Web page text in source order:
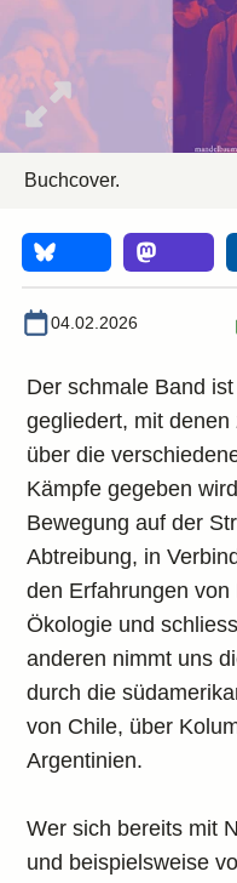
Buchcover.
04.02.2026
Der schmale Band
gegliedert, mit
über die
Kämpfe gegeben
Bewegung auf der
Abtreibung, in
den Erfahrungen
Ökologie und
anderen nimmt uns
durch die
von Chile, über
Argentinien.
Wer sich bereits mit
und beispielsweise